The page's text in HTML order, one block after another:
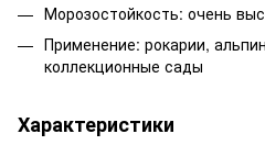
Морозостойкость: очень
Применение: рокарии,
коллекционные сады
Характеристики